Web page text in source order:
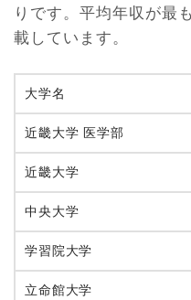
りです。平均年収が最
載しています。
大学名
近畿大学 医学部
近畿大学
中央大学
学習院大学
立命館大学